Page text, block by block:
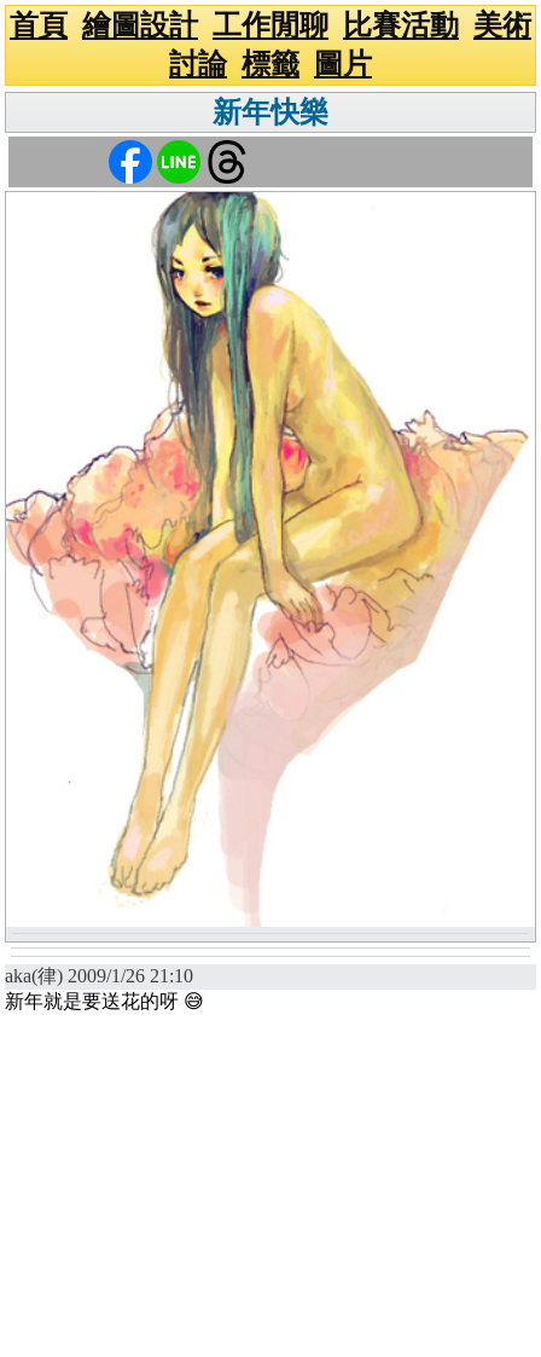
首頁 繪圖設計 工作閒聊 比賽活動 美術
討論 標籤
圖片
新年快樂
aka(律) 2009/1/26 21:10
新年就是要送花的呀 😅